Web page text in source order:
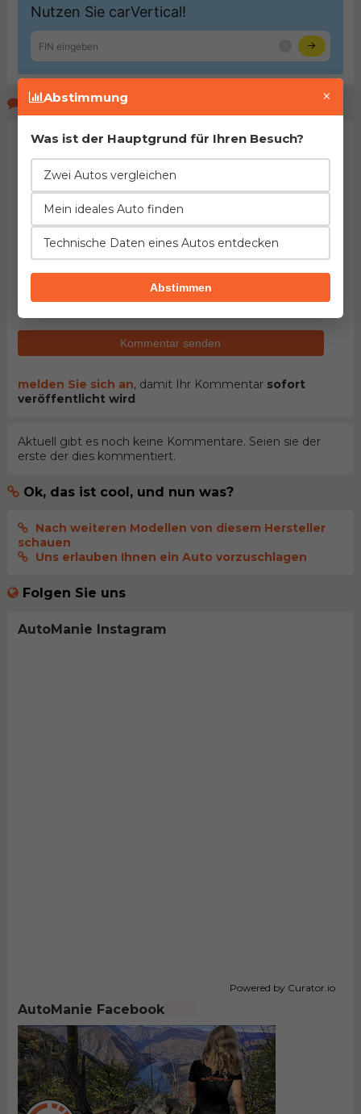
Kommentare der Seitenbeucher
HINWEIS:Pflichtfelder sind mit dem Stern (*)
gekennzeichnet. Mit dem Versenden des Kommentars
Nutzungsbedingungen
Kommentar senden
melden Sie sich an, damit Ihr Kommentar sofort
veröffentlicht wird
Aktuell gibt es noch keine Kommentare. Seien sie der
erste der dies kommentiert.
Ok, das ist cool, und nun was?
Nach weiteren Modellen von diesem Hersteller
schauen
Uns erlauben Ihnen ein Auto vorzuschlagen
Folgen Sie uns
AutoManie Instagram
Powered by Curator.io
AutoManie Facebook
Abstimmung ×
Was ist der Hauptgrund für Ihren Besuch?
Zwei Autos vergleichen
Mein ideales Auto finden
Technische Daten eines Autos entdecken
Abstimmen